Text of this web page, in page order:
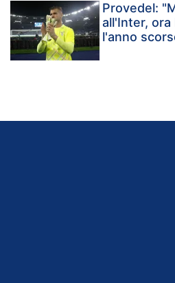
Provedel:
all'Inter,
l'anno